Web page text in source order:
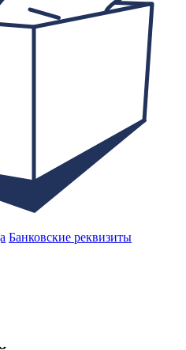
Банковские реквизиты